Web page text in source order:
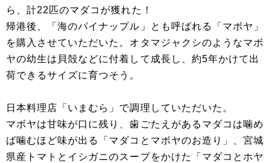
ら、計22匹のマダコが獲れた！
帰港後、「海のパイナップル」とも呼ばれる「マボヤ」
を購入させていただいた。オタマジャクシのようなマボ
ヤの幼生は貝殻などに付着して成長し、約5年かけて出
荷できるサイズに育つそう。
日本料理店「いまむら」で調理していただいた。
マボヤは甘味が口に残り、歯ごたえがあるマダコは噛め
ば噛むほど味が出る「マダコとマボヤのお造り」、宮城
県産トマトとイシガニのスープをかけた「マダコとホヤ